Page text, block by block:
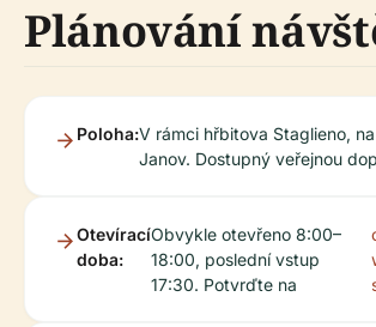
Plánování
Poloha:V rámci hřbitova Staglieno,
Janov. Dostupný veřejnou
Otevírací
doba:
Obvykle otevřeno 8:00–
18:00, poslední vstup
17:30. Potvrďte na